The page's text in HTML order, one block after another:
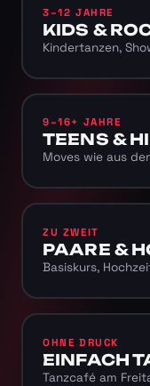
3–12 JAHRE
KIDS &
Kindertanzen,
9–16+ JAHRE
TEENS &
Moves wie aus
ZU ZWEIT
PAARE &
Basiskurs,
OHNE DRUCK
EINFACH
Tanzcafé am